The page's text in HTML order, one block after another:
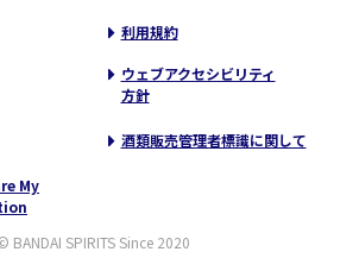
利用規約
ウェブアクセシビリティ
方針
酒類販売管理者標識に関して
My
BANDAI SPIRITS Since 2020